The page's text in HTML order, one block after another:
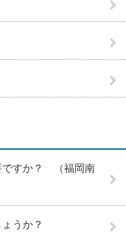
ですか？ （福岡南
うか？